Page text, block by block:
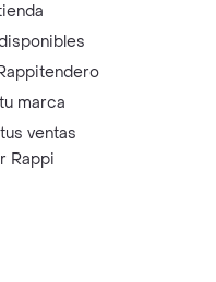
marca
ventas
Rappi